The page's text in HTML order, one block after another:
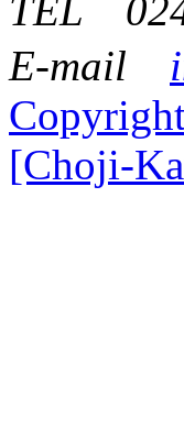
TEL
E-mail
[Choji-